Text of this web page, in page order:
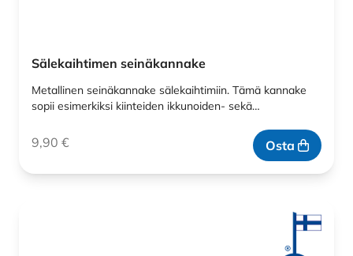
Sälekaihtimen seinäkannake
Metallinen seinäkannake sälekaihtimiin. Tämä kannake
sopii esimerkiksi kiinteiden ikkunoiden- sekä…
9,90 € Osta